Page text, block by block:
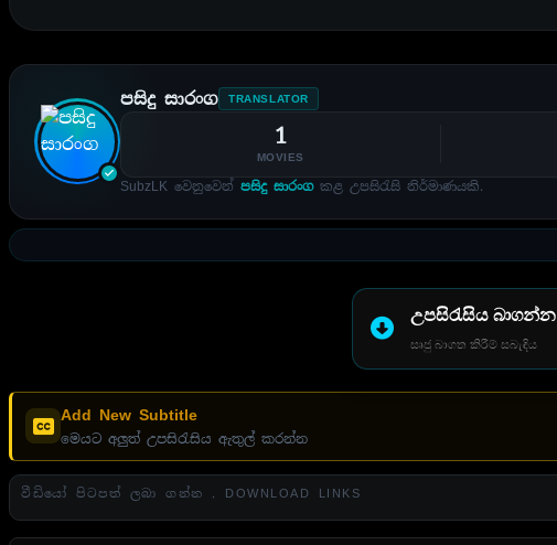
පසිදු සාරංග TRANSLATOR
1
MOVIES
SubzLK වෙනුවෙන් පසිදු සාරංගකළ උපසිරැසි නිර්මාණයකි.
උපසිරැසිය බාගන්න
සෘජු බාගත කිරීම් සබැඳිය
Add New Subtitle
මෙයට අලුත් උපසිරැසිය ඇතුල් කරන්න
වීඩියෝ පිටපත් ලබා ගන්න . DOWNLOAD LINKS